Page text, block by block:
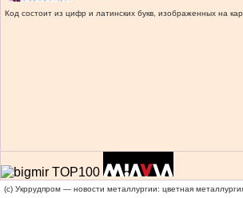
Код состоит из цифр и латинских букв, изображенных на
(c) Укррудпром — новости металлургии: цветная